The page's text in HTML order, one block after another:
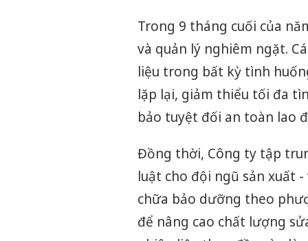
Trong 9 tháng cuối của
và quản lý nghiêm ngặt.
liệu trong bất kỳ tình
lặp lại, giảm thiểu tối đa
bảo tuyệt đối an toàn lao
Đồng thời, Công ty tập
luật cho đội ngũ sản xuất
chữa bảo dưỡng theo
để nâng cao chất lượng